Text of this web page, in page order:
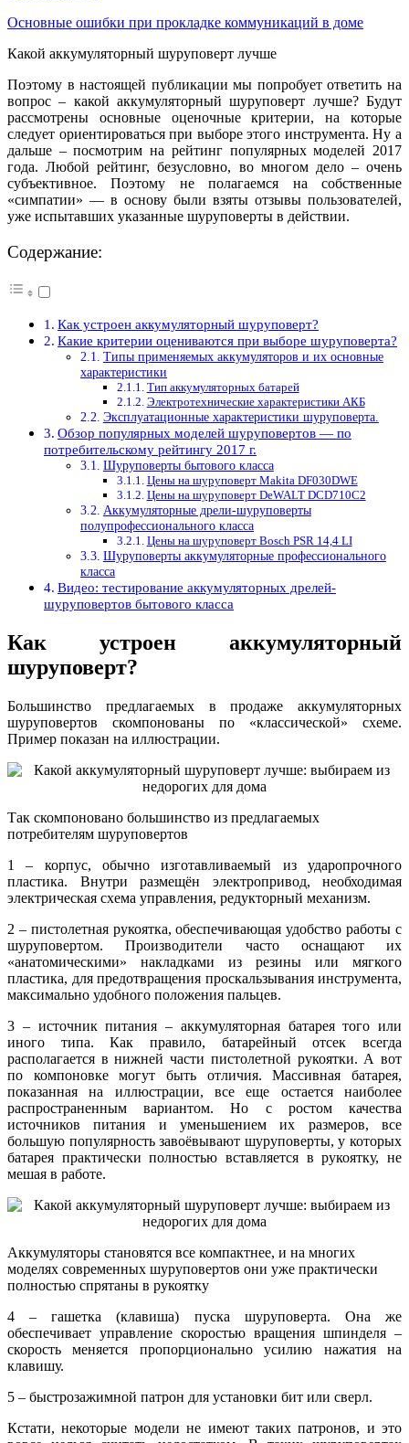
Основные ошибки при прокладке коммуникаций в доме
Какой аккумуляторный шуруповерт лучше
Поэтому в настоящей публикации мы попробует ответить на
вопрос – какой аккумуляторный шуруповерт лучше? Будут
рассмотрены основные оценочные критерии, на которые
следует ориентироваться при выборе этого инструмента. Ну а
дальше – посмотрим на рейтинг популярных моделей 2017
года. Любой рейтинг, безусловно, во многом дело – очень
субъективное. Поэтому не полагаемся на собственные
«симпатии» — в основу были взяты отзывы пользователей,
уже испытавших указанные шуруповерты в действии.
Содержание:
Как устроен аккумуляторный шуруповерт?
Какие критерии оцениваются при выборе шуруповерта?
Типы применяемых аккумуляторов и их основные
характеристики
Тип аккумуляторных батарей
Электротехнические характеристики АКБ
Эксплуатационные характеристики шуруповерта.
Обзор популярных моделей шуруповертов — по
потребительскому рейтингу 2017 г.
Шуруповерты бытового класса
Цены на шуруповерт Makita DF030DWE
Цены на шуруповерт DeWALT DCD710С2
Аккумуляторные дрели-шуруповерты
полупрофессионального класса
Цены на шуруповерт Bosch PSR 14,4 LI
Шуруповерты аккумуляторные профессионального
класса
Видео: тестирование аккумуляторных дрелей-
шуруповертов бытового класса
Как устроен аккумуляторный
шуруповерт?
Большинство предлагаемых в продаже аккумуляторных
шуруповертов скомпонованы по «классической» схеме.
Пример показан на иллюстрации.
Так скомпоновано большинство из предлагаемых
потребителям шуруповертов
1 – корпус, обычно изготавливаемый из ударопрочного
пластика. Внутри размещён электропривод, необходимая
электрическая схема управления, редукторный механизм.
2 – пистолетная рукоятка, обеспечивающая удобство работы с
шуруповертом. Производители часто оснащают их
«анатомическими» накладками из резины или мягкого
пластика, для предотвращения проскальзывания инструмента,
максимально удобного положения пальцев.
3 – источник питания – аккумуляторная батарея того или
иного типа. Как правило, батарейный отсек всегда
располагается в нижней части пистолетной рукоятки. А вот
по компоновке могут быть отличия. Массивная батарея,
показанная на иллюстрации, все еще остается наиболее
распространенным вариантом. Но с ростом качества
источников питания и уменьшением их размеров, все
большую популярность завоёвывают шуруповерты, у которых
батарея практически полностью вставляется в рукоятку, не
мешая в работе.
Аккумуляторы становятся все компактнее, и на многих
моделях современных шуруповертов они уже практически
полностью спрятаны в рукоятку
4 – гашетка (клавиша) пуска шуруповерта. Она же
обеспечивает управление скоростью вращения шпинделя –
скорость меняется пропорционально усилию нажатия на
клавишу.
5 – быстрозажимной патрон для установки бит или сверл.
Кстати, некоторые модели не имеют таких патронов, и это